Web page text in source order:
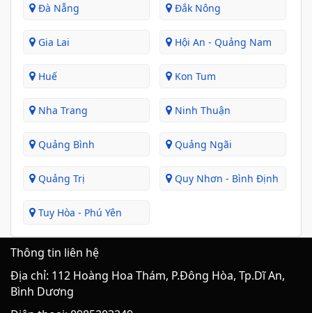
Đà Nẵng Đắk Nông
Gia Lai Hội An - Quảng Nam
Huế Kon Tum
Nha Trang Ninh Thuận
Quảng Bình Quảng Ngãi
Quảng Trị Quy Nhơn - Bình Định
Tuy Hòa - Phú Yên
Thông tin liên hệ
Địa chỉ: 112 Hoàng Hoa Thám, P.Đông Hòa, Tp.Dĩ An,
Bình Dương